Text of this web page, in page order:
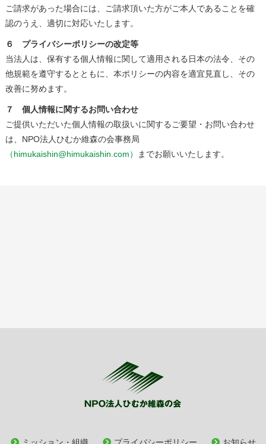
ご請求があった場合には、ご請求頂いた方がご本人であることを確
認のうえ、適切に対応いたします。
６ プライバシーポリシーの改定等
当法人は、保有する個人情報に関して適用される日本の法令、その
他規範を遵守するとともに、本ポリシーの内容を適宜見直し、その
改善に努めます。
７ 個人情報に関するお問い合わせ
ご提供いただいた個人情報の取扱いに関するご要望・お問い合わせ
は、NPO法人ひむか維森の会事務局
（himukaishin@himukaishin.com）
までお願いいたします。
ミッション・組織 プライバシーポリシー お知らせ